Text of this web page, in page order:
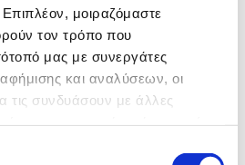
μοιραζόμαστε
τον τρόπο που
μας με συνεργάτες
και αναλύσεων, οι
τις συνδυάσουν με άλλες
SKILLS